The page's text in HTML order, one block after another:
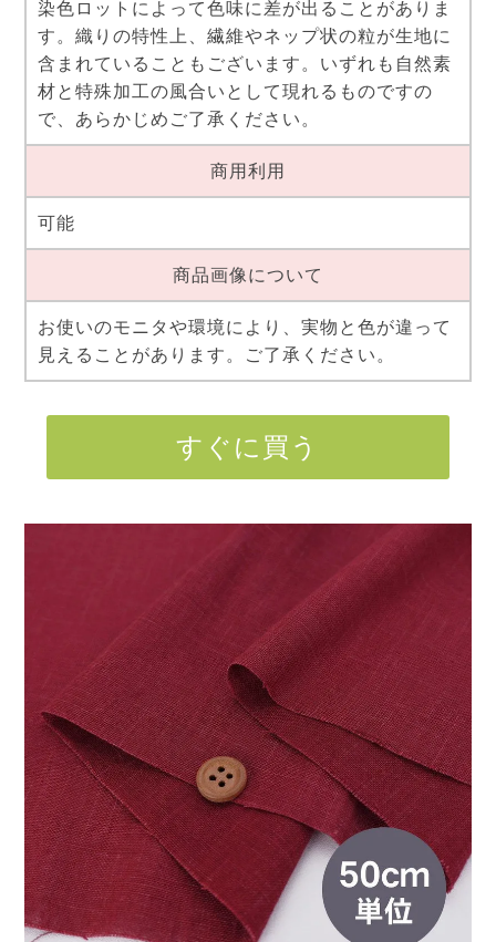
染色ロットによって色味に差が出ることがありま
す。織りの特性上、繊維やネップ状の粒が生地に
含まれていることもございます。いずれも自然素
材と特殊加工の風合いとして現れるものですの
で、あらかじめご了承ください。
商用利用
可能
商品画像について
お使いのモニタや環境により、実物と色が違って
見えることがあります。ご了承ください。
すぐに買う